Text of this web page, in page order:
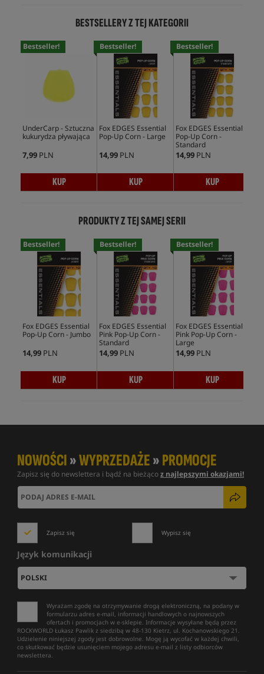
BESTSELLERY Z TEJ KATEGORII
Bestseller!
UnderCarp - Sztuczna
kukurydza pływająca
7,99 PLN
KUP
Bestseller!
Fox EDGES Essential
Pop-Up Corn - Large
14,99 PLN
KUP
Bestseller!
Fox EDGES Essential
Pop-Up Corn -
Standard
14,99 PLN
KUP
PRODUKTY Z TEJ SAMEJ SERII
Bestseller!
Fox EDGES Essential
Pop-Up Corn - Jumbo
14,99 PLN
KUP
Bestseller!
Fox EDGES Essential
Pink Pop-Up Corn -
Standard
14,99 PLN
KUP
Bestseller!
Fox EDGES Essential
Pink Pop-Up Corn -
Large
14,99 PLN
KUP
NOWOŚCI»WYPRZEDAŻE»PROMOCJE
Zapisz się do newslettera i bądź na bieżącoz najlepszymi okazjami!
Zapisz się Wypisz się
Język komunikacji
Wyrażam zgodę na otrzymywanie drogą elektroniczną, na podany w
formularzu adres e-mail, informacji handlowych o najnowszych
ofertach i promocjach w e-sklepie. Informacje wysyłane będą przez
ROCKWORLD Łukasz Pawlik z siedzibą w 48-130 Kietrz, ul. Kochanowskiego 21.
Udzielenie niniejszej zgody jest dobrowolne. Mogę ją wycofać w każdej chwili,
co skutkować będzie usunięciem mojego adresu e-mail z listy odbiorców
newslettera.